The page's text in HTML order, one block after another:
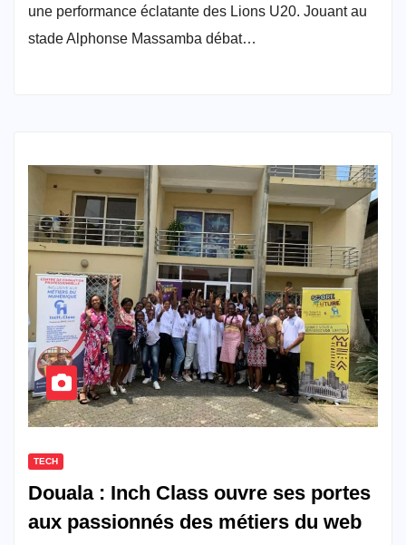
une performance éclatante des Lions U20. Jouant au
stade Alphonse Massamba débat…
TECH
Douala : Inch Class ouvre ses portes
aux passionnés des métiers du web